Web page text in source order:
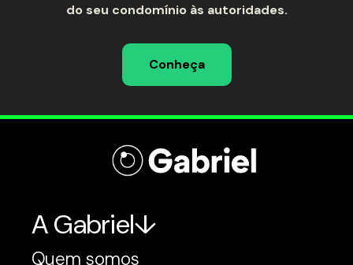
do seu condomínio às autoridades.
Conheça
A Gabriel
Quem somos